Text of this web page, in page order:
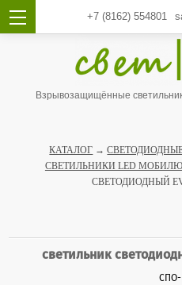
+7 (8162)554801
Взрывозащищённые
КАТАЛОГ →
СВЕТИЛЬНИКИ LED
CВЕТОДИОДНЫЙ
светильник
СПО-